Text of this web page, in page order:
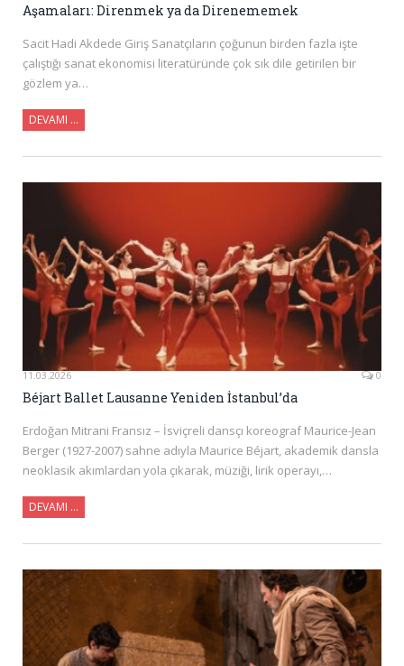
Aşamaları: Direnmek ya da Direnememek
Sacit Hadi Akdede Giriş Sanatçıların çoğunun birden fazla işte
çalıştığı sanat ekonomisi literatüründe çok sık dile getirilen bir
gözlem ya…
DEVAMI …
11.03.2026 0
Béjart Ballet Lausanne Yeniden İstanbul’da
Erdoğan Mitrani Fransız – İsviçreli dansçı koreograf Maurice-Jean
Berger (1927-2007) sahne adıyla Maurice Béjart, akademik dansla
neoklasik akımlardan yola çıkarak, müziği, lirik operayı,…
DEVAMI …